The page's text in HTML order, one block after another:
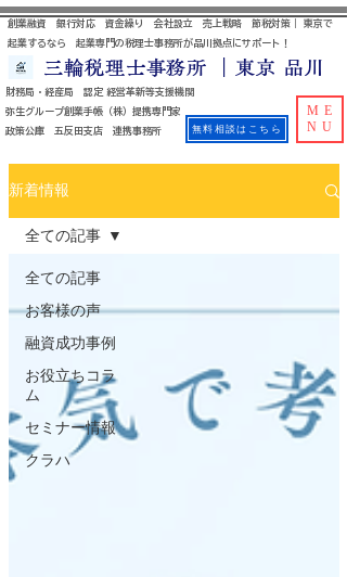
財務局・経産局 認定 経営革新等支援機関
​ 弥生グループ創業手帳（株）提携専門家
政策公庫 五反田支店 連携事務所
創業融資 銀行対応 資金繰り 会社設立 売上戦略 節税対策｜ 東京で
起業するなら 起業専門の税理士事務所が品川拠点にサポート！
三輪税理士事務所 ｜東京 品川
無料相談はこちら
ME
NU
新着情報
全ての記事
お客様の声
融資成功事例
お役立ちコラ
ム
セミナー情報
クラハ
全ての記事